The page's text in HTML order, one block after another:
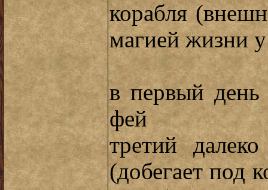
корабля
магией жизни
в первый
фей
третий
(добегает под